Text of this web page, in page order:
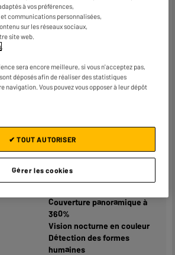
Extérieure
Oui
FHD
Oui
Oui
360°
Couverture panoramique à
360%
Vision nocturne en couleur
Détection des formes
humaines
à vos préférences,
communications personnalisées,
sur les réseaux sociaux,
site web.
.
sera encore meilleure, si vous n'acceptez pas,
déposés afin de réaliser des statistiques
navigation. Vous pouvez vous opposer à leur dépôt
Gérer les cookies
✔ TOUT AUTORISER